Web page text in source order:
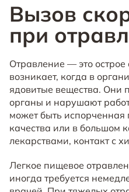
Вызов
при
Отравление — это острое
возникает, когда в
ядовитые вещества. Они
органы и нарушают
может быть испорченная
качества или в большом
лекарствами, контакт с
Легкое пищевое
иногда требуется